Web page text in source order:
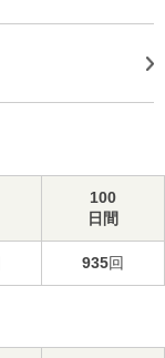
100
日間
935回